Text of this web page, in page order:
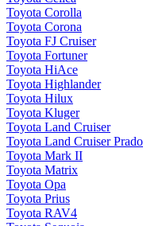
Toyota Corolla
Toyota Corona
Toyota FJ Cruiser
Toyota Fortuner
Toyota HiAce
Toyota Highlander
Toyota Hilux
Toyota Kluger
Toyota Land Cruiser
Toyota Land Cruiser Prado
Toyota Mark II
Toyota Matrix
Toyota Opa
Toyota Prius
Toyota RAV4